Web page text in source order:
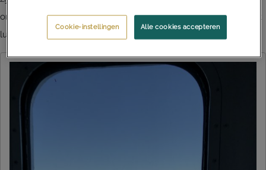
ons op de terugweg, in onze 2-persoonshut een zitje. Er zijn ook
luxere, grotere hutten beschikbaar.
Alle cookies accepteren
Cookie-instellingen